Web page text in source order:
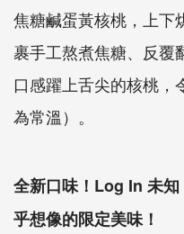
焦糖鹹蛋黃核桃，上下
裹手工熬煮焦糖、反覆
口感躍上舌尖的核桃，
為常溫）。
全新口味！Log In 未
乎想像的限定美味！